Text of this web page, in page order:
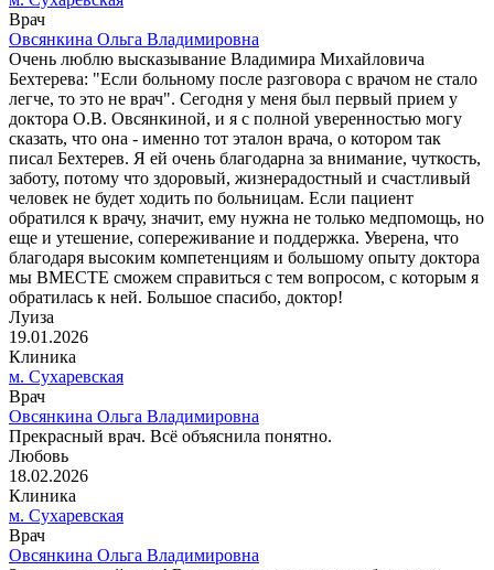
Врач
Овсянкина Ольга Владимировна
Очень люблю высказывание Владимира Михайловича
Бехтерева: "Если больному после разговора с врачом не стало
легче, то это не врач". Сегодня у меня был первый прием у
доктора О.В. Овсянкиной, и я с полной уверенностью могу
сказать, что она - именно тот эталон врача, о котором так
писал Бехтерев. Я ей очень благодарна за внимание, чуткость,
заботу, потому что здоровый, жизнерадостный и счастливый
человек не будет ходить по больницам. Если пациент
обратился к врачу, значит, ему нужна не только медпомощь, но
еще и утешение, сопереживание и поддержка. Уверена, что
благодаря высоким компетенциям и большому опыту доктора
мы ВМЕСТЕ сможем справиться с тем вопросом, с которым я
обратилась к ней. Большое спасибо, доктор!
Луиза
19.01.2026
Клиника
м. Сухаревская
Врач
Овсянкина Ольга Владимировна
Прекрасный врач. Всё объяснила понятно.
Любовь
18.02.2026
Клиника
м. Сухаревская
Врач
Овсянкина Ольга Владимировна